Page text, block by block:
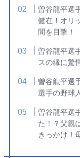
曽谷龍平選
健在！オリ
間を目撃！
曽谷龍平選
スの縁に驚
曽谷龍平選
選手の野球
曽谷龍平選
た！？父親
きっかけ！